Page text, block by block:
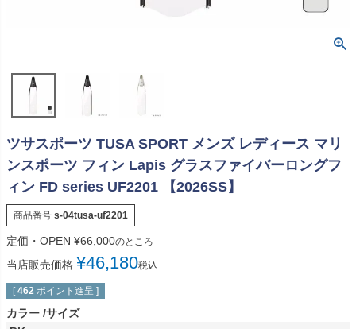
ツサスポーツ TUSA SPORT メンズ レディース マリ
ンスポーツ フィン Lapis グラスファイバーロングフ
ィン FD series UF2201 【2026SS】
商品番号 s-04tusa-uf2201
定価・OPEN ¥66,000のところ
当店販売価格 ¥46,180税込
[ 462 ポイント進呈 ]
カラー サイズ